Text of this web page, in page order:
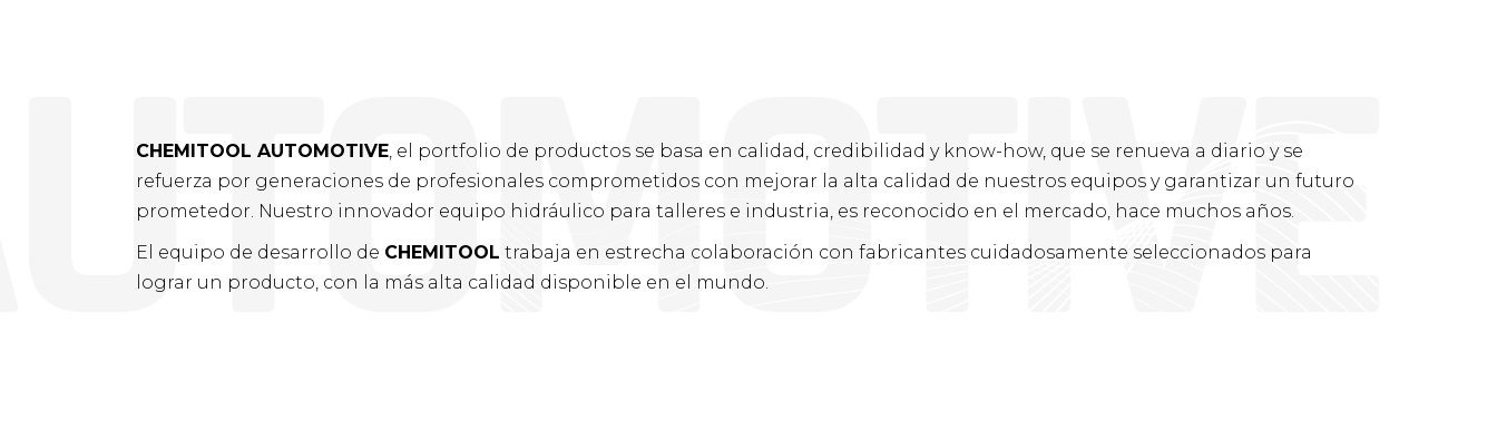
UTOMOTIVE
CHEMITOOL AUTOMOTIVE, el portfolio de productos se basa en calidad, credibilidad y know-how, que se renueva a diario y se
refuerza por generaciones de profesionales comprometidos con mejorar la alta calidad de nuestros equipos y garantizar un futuro
prometedor. Nuestro innovador equipo hidráulico para talleres e industria, es reconocido en el mercado, hace muchos años.
El equipo de desarrollo de CHEMITOOL trabaja en estrecha colaboración con fabricantes cuidadosamente seleccionados para
lograr un producto, con la más alta calidad disponible en el mundo.